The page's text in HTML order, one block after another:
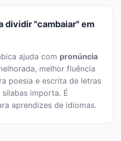
dividir "cambaiar" em
ajuda com pronúncia
melhor fluência
poesia e escrita de letras
importa. É
aprendizes de idiomas.